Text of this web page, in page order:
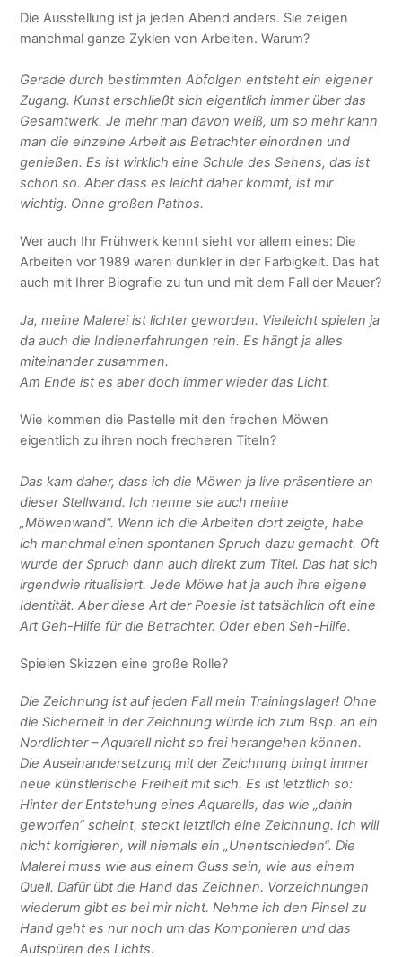
Die Ausstellung ist ja jeden Abend anders. Sie zeigen
manchmal ganze Zyklen von Arbeiten. Warum?
Gerade durch bestimmten Abfolgen entsteht ein eigener
Zugang. Kunst erschließt sich eigentlich immer über das
Gesamtwerk. Je mehr man davon weiß, um so mehr kann
man die einzelne Arbeit als Betrachter einordnen und
genießen. Es ist wirklich eine Schule des Sehens, das ist
schon so. Aber dass es leicht daher kommt, ist mir
wichtig. Ohne großen Pathos.
Wer auch Ihr Frühwerk kennt sieht vor allem eines: Die
Arbeiten vor 1989 waren dunkler in der Farbigkeit. Das hat
auch mit Ihrer Biografie zu tun und mit dem Fall der Mauer?
Ja, meine Malerei ist lichter geworden. Vielleicht spielen ja
da auch die Indienerfahrungen rein. Es hängt ja alles
miteinander zusammen.
Am Ende ist es aber doch immer wieder das Licht.
Wie kommen die Pastelle mit den frechen Möwen
eigentlich zu ihren noch frecheren Titeln?
Das kam daher, dass ich die Möwen ja live präsentiere an
dieser Stellwand. Ich nenne sie auch meine
„Möwenwand“. Wenn ich die Arbeiten dort zeigte, habe
ich manchmal einen spontanen Spruch dazu gemacht. Oft
wurde der Spruch dann auch direkt zum Titel. Das hat sich
irgendwie ritualisiert. Jede Möwe hat ja auch ihre eigene
Identität. Aber diese Art der Poesie ist tatsächlich oft eine
Art Geh-Hilfe für die Betrachter. Oder eben Seh-Hilfe.
Spielen Skizzen eine große Rolle?
Die Zeichnung ist auf jeden Fall mein Trainingslager! Ohne
die Sicherheit in der Zeichnung würde ich zum Bsp. an ein
Nordlichter – Aquarell nicht so frei herangehen können.
Die Auseinandersetzung mit der Zeichnung bringt immer
neue künstlerische Freiheit mit sich. Es ist letztlich so:
Hinter der Entstehung eines Aquarells, das wie „dahin
geworfen“ scheint, steckt letztlich eine Zeichnung. Ich will
nicht korrigieren, will niemals ein „Unentschieden“. Die
Malerei muss wie aus einem Guss sein, wie aus einem
Quell. Dafür übt die Hand das Zeichnen. Vorzeichnungen
wiederum gibt es bei mir nicht. Nehme ich den Pinsel zu
Hand geht es nur noch um das Komponieren und das
Aufspüren des Lichts.